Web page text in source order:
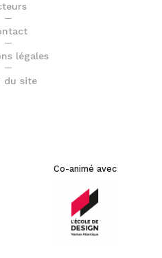
légales
du site
Co-animé avec